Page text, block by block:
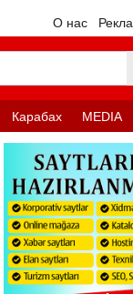
О нас
Карабах MEDIA